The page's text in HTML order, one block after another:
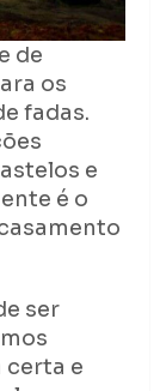
de
os
fadas.
e
é o
ser
certa e